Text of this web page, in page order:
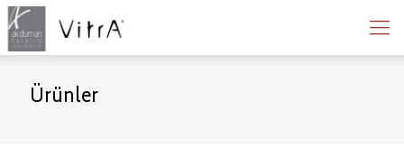
Ürünler